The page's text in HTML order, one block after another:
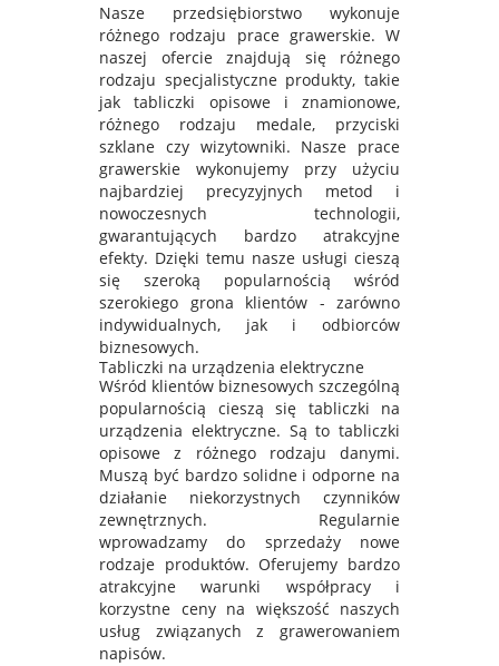
Nasze przedsiębiorstwo wykonuje
różnego rodzaju prace grawerskie. W
naszej ofercie znajdują się różnego
rodzaju specjalistyczne produkty, takie
jak tabliczki opisowe i znamionowe,
różnego rodzaju medale, przyciski
szklane czy wizytowniki. Nasze prace
grawerskie wykonujemy przy użyciu
najbardziej precyzyjnych metod i
nowoczesnych technologii,
gwarantujących bardzo atrakcyjne
efekty. Dzięki temu nasze usługi cieszą
się szeroką popularnością wśród
szerokiego grona klientów - zarówno
indywidualnych, jak i odbiorców
biznesowych.
Tabliczki na urządzenia elektryczne
Wśród klientów biznesowych szczególną
popularnością cieszą się tabliczki na
urządzenia elektryczne. Są to tabliczki
opisowe z różnego rodzaju danymi.
Muszą być bardzo solidne i odporne na
działanie niekorzystnych czynników
zewnętrznych. Regularnie
wprowadzamy do sprzedaży nowe
rodzaje produktów. Oferujemy bardzo
atrakcyjne warunki współpracy i
korzystne ceny na większość naszych
usług związanych z grawerowaniem
napisów.